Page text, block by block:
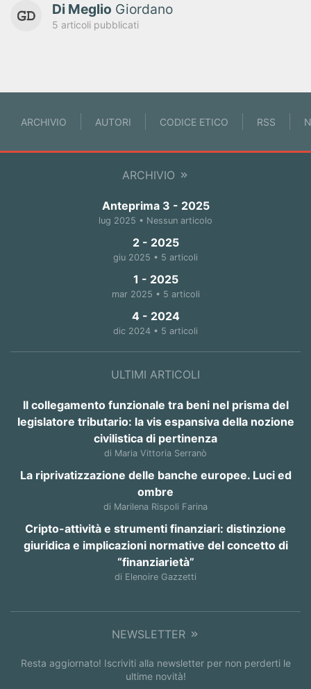
Di Meglio Giordano
5 articoli pubblicati
ARCHIVIO AUTORI CODICE ETICO RSS
ARCHIVIO
Anteprima 3 - 2025
lug 2025 • Nessun articolo
2 - 2025
giu 2025 • 5 articoli
1 - 2025
mar 2025 • 5 articoli
4 - 2024
dic 2024 • 5 articoli
ULTIMI ARTICOLI
Il collegamento funzionale tra beni nel prisma del
legislatore tributario: la vis espansiva della nozione
civilistica di pertinenza
di Maria Vittoria Serranò
La riprivatizzazione delle banche europee. Luci ed
ombre
di Marilena Rispoli Farina
Cripto-attività e strumenti finanziari: distinzione
giuridica e implicazioni normative del concetto di
“finanziarietà”
di Elenoire Gazzetti
NEWSLETTER
Resta aggiornato! Iscriviti alla newsletter per non perderti le
ultime novità!